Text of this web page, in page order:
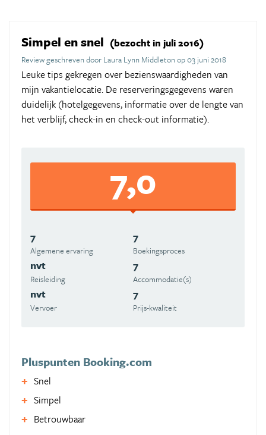
Simpel en snel (bezocht in juli 2016)
Review geschreven door Laura Lynn Middleton op 03 juni 2018
Leuke tips gekregen over bezienswaardigheden van
mijn vakantielocatie. De reserveringsgegevens waren
duidelijk (hotelgegevens, informatie over de lengte van
het verblijf, check-in en check-out informatie).
7,0
7
Algemene ervaring
7
Boekingsproces
nvt
Reisleiding
7
Accommodatie(s)
nvt
Vervoer
7
Prijs-kwaliteit
Pluspunten Booking.com
Snel
Simpel
Betrouwbaar